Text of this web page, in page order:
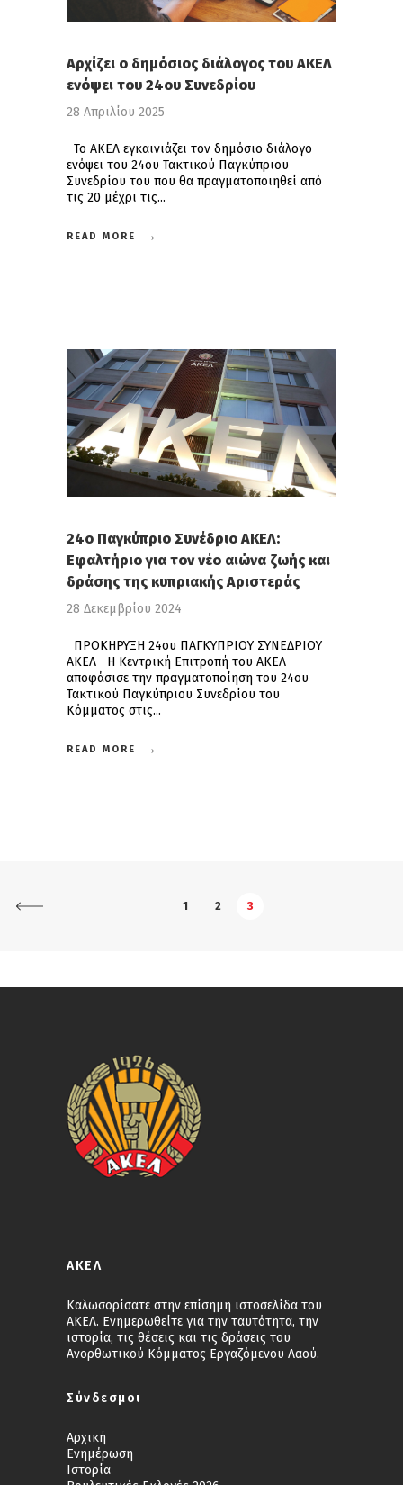
Αρχίζει ο δημόσιος διάλογος του ΑΚΕΛ
ενόψει του 24ου Συνεδρίου
28 Απριλίου 2025
Το ΑΚΕΛ εγκαινιάζει τον δημόσιο διάλογο
ενόψει του 24ου Τακτικού Παγκύπριου
Συνεδρίου του που θα πραγματοποιηθεί από
τις 20 μέχρι τις
READ MORE
24ο Παγκύπριο Συνέδριο ΑΚΕΛ:
Εφαλτήριο για τον νέο αιώνα ζωής και
δράσης της κυπριακής Αριστεράς
28 Δεκεμβρίου 2024
ΠΡΟΚΗΡΥΞΗ 24ου ΠΑΓΚΥΠΡΙΟΥ ΣΥΝΕΔΡΙΟΥ
ΑΚΕΛ Η Κεντρική Επιτροπή του ΑΚΕΛ
αποφάσισε την πραγματοποίηση του 24ου
Τακτικού Παγκύπριου Συνεδρίου του
Κόμματος στις
READ MORE
1 2 3
ΑΚΕΛ
Καλωσορίσατε στην επίσημη ιστοσελίδα του
ΑΚΕΛ. Ενημερωθείτε για την ταυτότητα, την
ιστορία, τις θέσεις και τις δράσεις του
Ανορθωτικού Κόμματος Εργαζόμενου Λαού.
Σύνδεσμοι
Αρχική
Ενημέρωση
Ιστορία